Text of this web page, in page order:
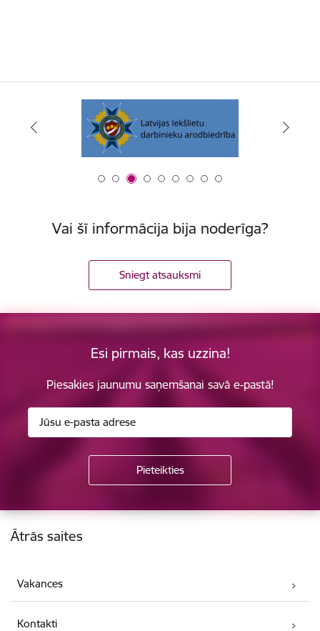
Vai šī informācija bija noderīga?
Sniegt atsauksmi
Esi pirmais, kas uzzina!
Piesakies jaunumu saņemšanai savā e-pastā!
Kājene
Ātrās saites
Vakances
Kontakti